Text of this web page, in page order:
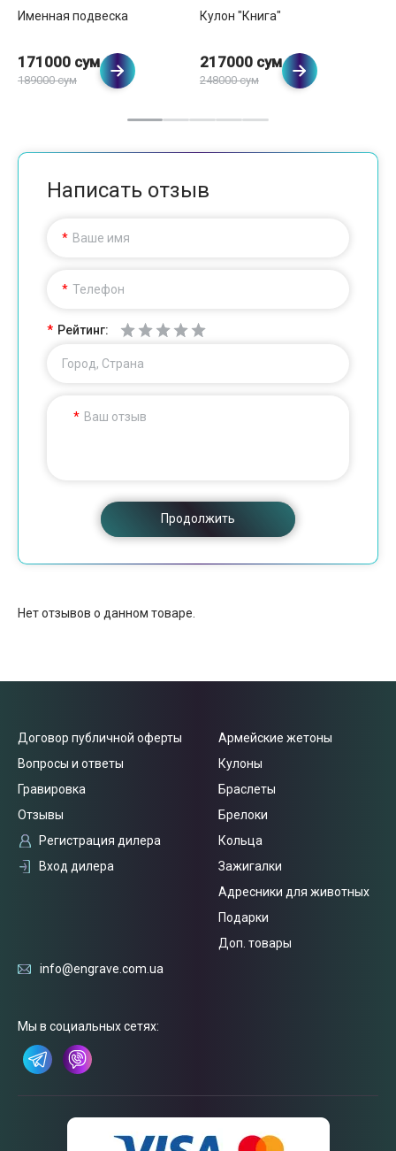
Именная подвеска
171000 сум
189000 сум
Кулон "Книга"
217000 сум
248000 сум
Написать отзыв
Ваше имя
Телефон
Рейтинг:
Город, Страна
Ваш отзыв
Продолжить
Нет отзывов о данном товаре.
Договор публичной оферты
Вопросы и ответы
Гравировка
Отзывы
Регистрация дилера
Вход дилера
Армейские жетоны
Кулоны
Браслеты
Брелоки
Кольца
Зажигалки
Адресники для животных
Подарки
Доп. товары
info@engrave.com.ua
Мы в социальных сетях: